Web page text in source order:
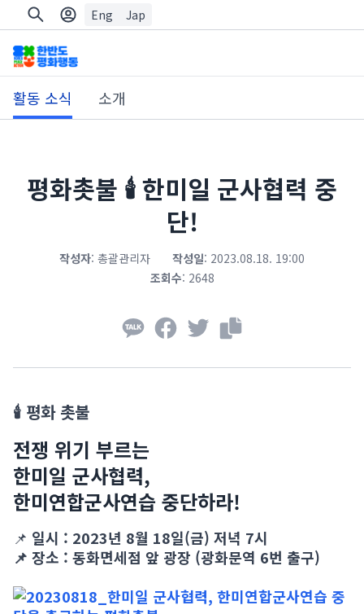
Eng Jap
활동 소식 소개
평화촛불 🕯 한미일 군사협력 중
단!
작성자: 총괄관리자 작성일: 2023.08.18. 19:00
조회수: 2648
🕯 평화 촛불
전쟁 위기 부르는
한미일 군사협력,
한미연합군사연습 중단하라!
📌 일시 : 2023년 8월 18일(금) 저녁 7시
📌 장소 : 동화면세점 앞 광장 (광화문역 6번 출구)